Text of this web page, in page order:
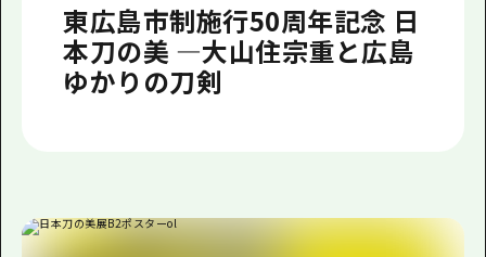
よくあるご質問
メディア掲載情報
東広島市制施行50周年記念 日
本刀の美 ―大山住宗重と広島
ゆかりの刀剣